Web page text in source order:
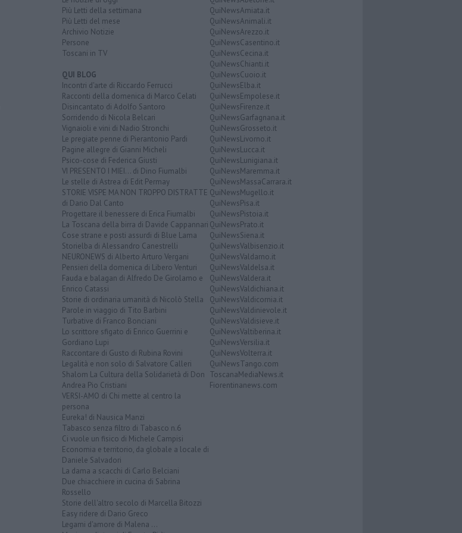
Più Letti della settimana
Più Letti del mese
Archivio Notizie
Persone
Toscani in TV
QUI BLOG
Incontri d'arte di Riccardo Ferrucci
Racconti della domenica di Marco Celati
Disincantato di Adolfo Santoro
Sorridendo di Nicola Belcari
Vignaioli e vini di Nadio Stronchi
Le pregiate penne di Pierantonio Pardi
Pagine allegre di Gianni Micheli
Psico-cose di Federica Giusti
VI PRESENTO I MIEI... di Dino Fiumalbi
Le stelle di Astrea di Edit Permay
STORIE VISPE MA NON TROPPO DISTRATTE
di Dario Dal Canto
Progettare il benessere di Erica Fiumalbi
La Toscana della birra di Davide Cappannari
Cose strane e posti assurdi di Blue Lama
Storielba di Alessandro Canestrelli
NEURONEWS di Alberto Arturo Vergani
Pensieri della domenica di Libero Venturi
Fauda e balagan di Alfredo De Girolamo e
Enrico Catassi
Storie di ordinaria umanità di Nicolò Stella
Parole in viaggio di Tito Barbini
Turbative di Franco Bonciani
Lo scrittore sfigato di Enrico Guerrini e
Gordiano Lupi
Raccontare di Gusto di Rubina Rovini
Legalità e non solo di Salvatore Calleri
Shalom La Cultura della Solidarietà di Don
Andrea Pio Cristiani
VERSI-AMO di Chi mette al centro la
persona
Eureka! di Nausica Manzi
Tabasco senza filtro di Tabasco n.6
Ci vuole un fisico di Michele Campisi
Economia e territorio, da globale a locale di
Daniele Salvadori
La dama a scacchi di Carlo Belciani
Due chiacchiere in cucina di Sabrina
Rossello
Storie dell'altro secolo di Marcella Bitozzi
Easy ridere di Dario Greco
Legami d'amore di Malena ...
QuiNewsAmiata.it
QuiNewsAnimali.it
QuiNewsArezzo.it
QuiNewsCasentino.it
QuiNewsCecina.it
QuiNewsChianti.it
QuiNewsCuoio.it
QuiNewsElba.it
QuiNewsEmpolese.it
QuiNewsFirenze.it
QuiNewsGarfagnana.it
QuiNewsGrosseto.it
QuiNewsLivorno.it
QuiNewsLucca.it
QuiNewsLunigiana.it
QuiNewsMaremma.it
QuiNewsMassaCarrara.it
QuiNewsMugello.it
QuiNewsPisa.it
QuiNewsPistoia.it
QuiNewsPrato.it
QuiNewsSiena.it
QuiNewsValbisenzio.it
QuiNewsValdarno.it
QuiNewsValdelsa.it
QuiNewsValdera.it
QuiNewsValdichiana.it
QuiNewsValdicornia.it
QuiNewsValdinievole.it
QuiNewsValdisieve.it
QuiNewsValtiberina.it
QuiNewsVersilia.it
QuiNewsVolterra.it
QuiNewsTango.com
ToscanaMediaNews.it
Fiorentinanews.com